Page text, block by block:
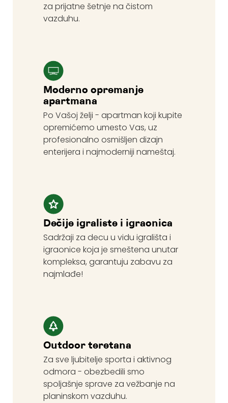
za prijatne šetnje na čistom
vazduhu.
Moderno opremanje
apartmana
Po Vašoj želji - apartman koji kupite
opremićemo umesto Vas, uz
profesionalno osmišljen dizajn
enterijera i najmoderniji nameštaj.
Dečije igraliste i igraonica
Sadržaji za decu u vidu igrališta i
igraonice koja je smeštena unutar
kompleksa, garantuju zabavu za
najmlađe!
Outdoor teretana
Za sve ljubitelje sporta i aktivnog
odmora - obezbedili smo
spoljašnje sprave za vežbanje na
planinskom vazduhu.